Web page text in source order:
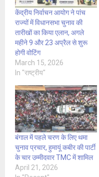
केंद्रीय निर्वाचन आयोग ने पांच
राज्यों में विधानसभा चुनाव की
तारीखों का किया एलान, अगले
महीने 9 और 23 अप्रैल से शुरू
होगी वोटिंग
March 15, 2026
In "राष्ट्रीय"
बंगाल में पहले चरण के लिए थमा
चुनाव प्रचार, हुमायूं कबीर की पार्टी
के चार उम्मीदवार TMC में शामिल
April 21, 2026